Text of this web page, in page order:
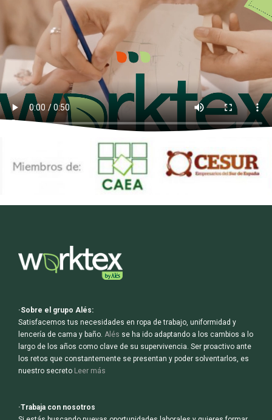
·Sobre el grupo Alés:
Satisfacemos tus necesidades en ropa de trabajo, uniformidad y
lencería de cama y baño. Alés se ha ido adaptando a los cambios a lo
largo de los años como clave de su supervivencia. Ser proactivo ante
los retos que constantemente se presentan y poder solventarlos, es
nuestro secreto Leer más
·Trabaja con nosotros